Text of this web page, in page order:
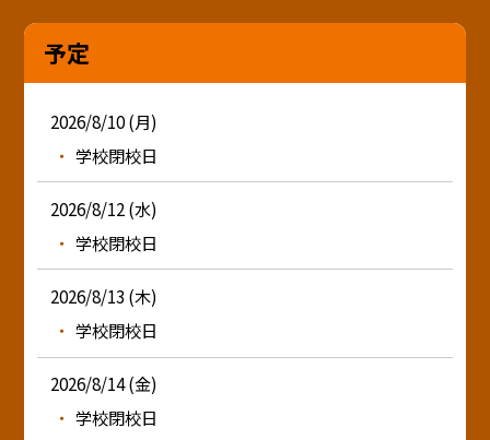
予定
2026/8/10 (月)
学校閉校日
2026/8/12 (水)
学校閉校日
2026/8/13 (木)
学校閉校日
2026/8/14 (金)
学校閉校日